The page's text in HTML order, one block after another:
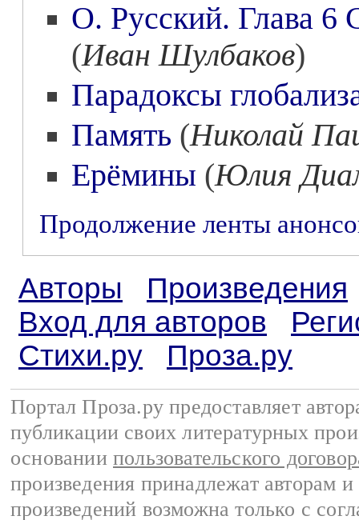
О. Русский. Глава 6
(Иван Шулбаков)
Парадоксы
Память (Николай
Ерёмины (Юлия
Продолжение ленты
Авторы
Произведения
Вход для авторов
Стихи.ру
Проза.ру
Портал Проза.ру предоставляет
публикации своих литературных
основании пользовательского
произведения принадлежат авторам
произведений возможна только с